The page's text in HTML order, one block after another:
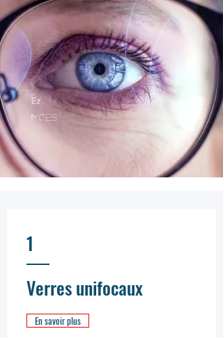
1
Verres unifocaux
En savoir plus